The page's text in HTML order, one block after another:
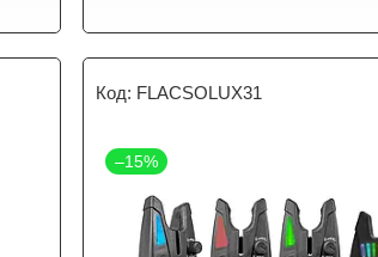
FLACSOLUX31
–15%